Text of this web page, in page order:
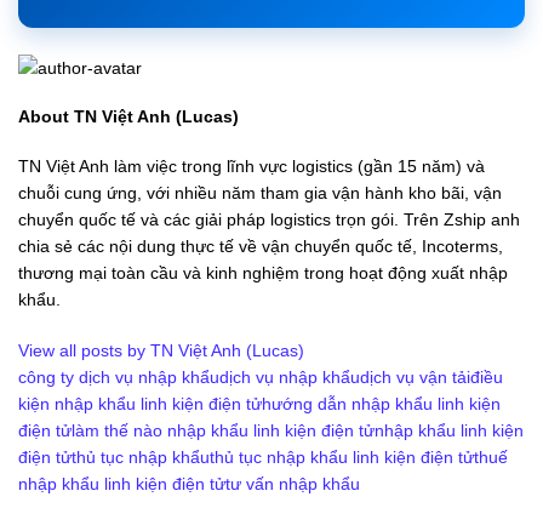
About TN Việt Anh (Lucas)
TN Việt Anh làm việc trong lĩnh vực logistics (gần 15 năm) và
chuỗi cung ứng, với nhiều năm tham gia vận hành kho bãi, vận
chuyển quốc tế và các giải pháp logistics trọn gói. Trên Zship anh
chia sẻ các nội dung thực tế về vận chuyển quốc tế, Incoterms,
thương mại toàn cầu và kinh nghiệm trong hoạt động xuất nhập
khẩu.
View all posts by TN Việt Anh (Lucas)
công ty dịch vụ nhập khẩudịch vụ nhập khẩudịch vụ vận tảiđiều
kiện nhập khẩu linh kiện điện tửhướng dẫn nhập khẩu linh kiện
điện tửlàm thế nào nhập khẩu linh kiện điện tửnhập khẩu linh kiện
điện tửthủ tục nhập khẩuthủ tục nhập khẩu linh kiện điện tửthuế
nhập khẩu linh kiện điện tửtư vấn nhập khẩu